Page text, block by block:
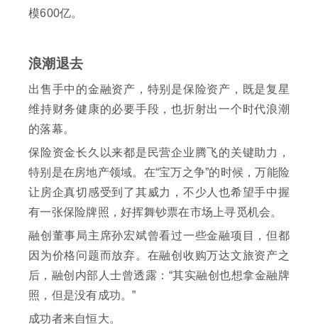
模600亿。
浪潮退去
出售手中的金融资产，特别是保险资产，既是复星
维持财务健康的必要手段，也折射出一个时代浪潮
的落幕。
保险资金长久以来都是民营企业腾飞的关键助力，
特别是在房地产领域。在“宝万之争”的时候，万能险
让房企真切感受到了其威力，不少人也希望手中握
有一张保险牌照，好挥舞钞票在市场上寻觅机会。
融创董事局主席孙宏斌曾看过一些金融项目，但都
因为价格问题而放弃。在融创收购万达文旅资产之
后，融创内部人士曾透露：“其实融创也想拿金融牌
照，但是没有成功。”
成功者来自恒大。